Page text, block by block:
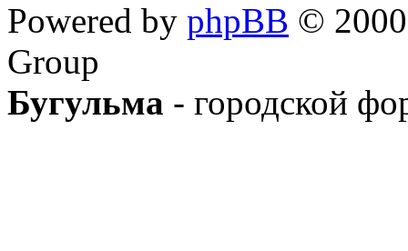
Powered by phpBB ©
Group
Бугульма - городской